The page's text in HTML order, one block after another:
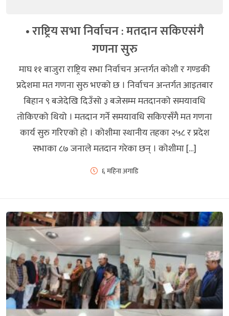
• राष्ट्रिय सभा निर्वाचन : मतदान सकिएसंगै
गणना सुरु
माघ ११ बाजुरा राष्ट्रिय सभा निर्वाचन अन्तर्गत कोशी र गण्डकी
प्रदेशमा मत गणना सुरु भएको छ । निर्वाचन अन्तर्गत आइतबार
बिहान ९ बजेदेखि दिउँसो ३ बजेसम्म मतदानको समयावधि
तोकिएको थियो । मतदान गर्ने समयावधि सकिएसँगै मत गणना
कार्य सुरु गरिएको हो । कोशीमा स्थानीय तहका २५८ र प्रदेश
सभाका ८७ जनाले मतदान गरेका छन् । कोशीमा […]
६ महिना अगाडि